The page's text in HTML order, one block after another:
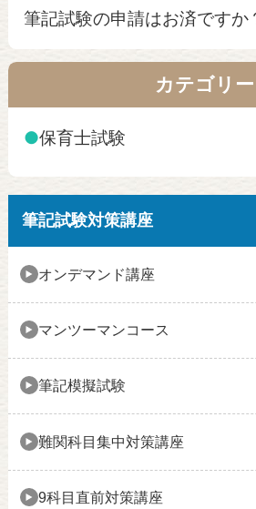
筆記試験の申請はお済ですか
カテゴリー
●保育士試験
筆記試験対策講座
オンデマンド講座
マンツーマンコース
筆記模擬試験
難関科目集中対策講座
9科目直前対策講座